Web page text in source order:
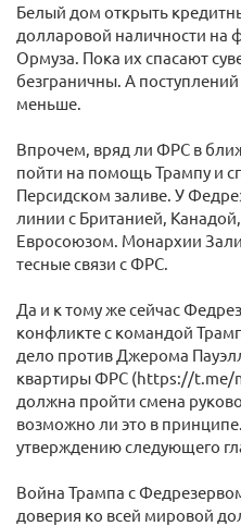
Белый дом открыть
долларовой наличности на
Ормуза. Пока их спасают
безграничны. А
меньше.
Впрочем, вряд ли ФРС в
пойти на помощь Трампу и
Персидском заливе. У
линии с Британией,
Евросоюзом. Монархии
тесные связи с ФРС.
Да и к тому же сейчас
конфликте с командой
дело против Джерома
квартиры ФРС (https://t.me/
должна пройти смена
возможно ли это в
утверждению следующего
Война Трампа с
доверия ко всей мировой